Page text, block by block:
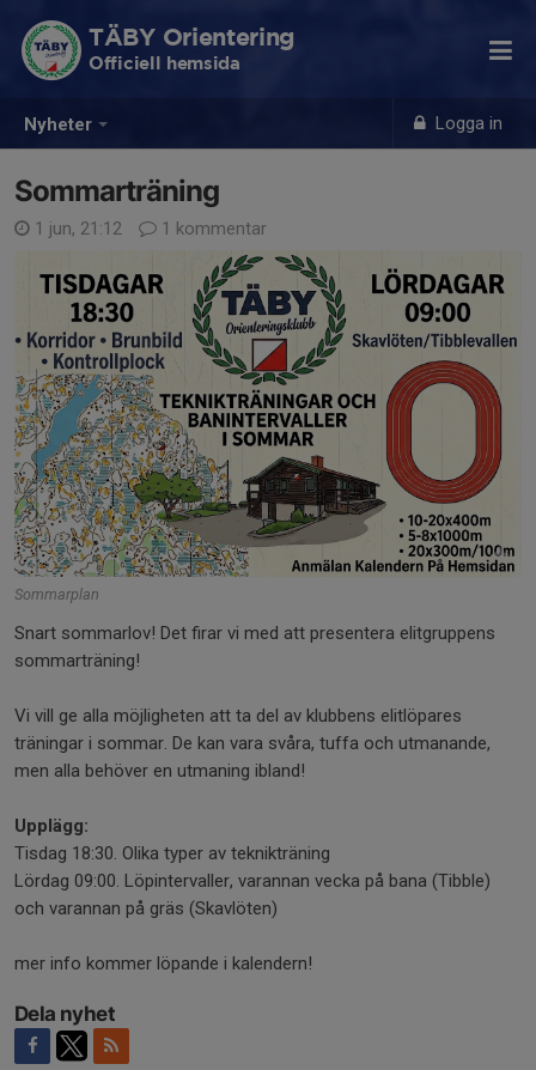
Nyheter Logga in
TÄBY Orientering
Officiell hemsida
Sommarträning
1 jun, 21:12 1 kommentar
Sommarplan
Snart sommarlov! Det firar vi med att presentera elitgruppens
sommarträning!
Vi vill ge alla möjligheten att ta del av klubbens elitlöpares
träningar i sommar. De kan vara svåra, tuffa och utmanande,
men alla behöver en utmaning ibland!
Upplägg:
Tisdag 18:30. Olika typer av teknikträning
Lördag 09:00. Löpintervaller, varannan vecka på bana (Tibble)
och varannan på gräs (Skavlöten)
mer info kommer löpande i kalendern!
Dela nyhet